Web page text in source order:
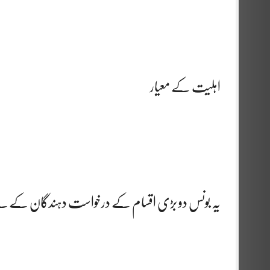
اہلیت کے معیار
یہ بونس دو بڑی اقسام کے درخواست دہندگان